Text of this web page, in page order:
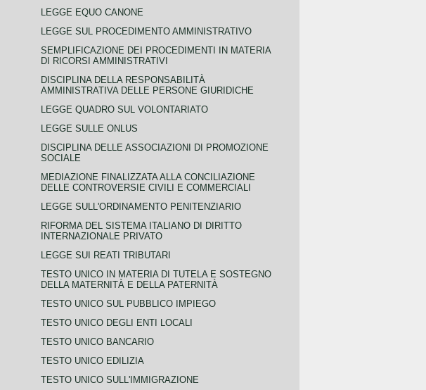
LEGGE EQUO CANONE
LEGGE SUL PROCEDIMENTO AMMINISTRATIVO
SEMPLIFICAZIONE DEI PROCEDIMENTI IN MATERIA
DI RICORSI AMMINISTRATIVI
DISCIPLINA DELLA RESPONSABILITÀ
AMMINISTRATIVA DELLE PERSONE GIURIDICHE
LEGGE QUADRO SUL VOLONTARIATO
LEGGE SULLE ONLUS
DISCIPLINA DELLE ASSOCIAZIONI DI PROMOZIONE
SOCIALE
MEDIAZIONE FINALIZZATA ALLA CONCILIAZIONE
DELLE CONTROVERSIE CIVILI E COMMERCIALI
LEGGE SULL'ORDINAMENTO PENITENZIARIO
RIFORMA DEL SISTEMA ITALIANO DI DIRITTO
INTERNAZIONALE PRIVATO
LEGGE SUI REATI TRIBUTARI
TESTO UNICO IN MATERIA DI TUTELA E SOSTEGNO
DELLA MATERNITÀ E DELLA PATERNITÀ
TESTO UNICO SUL PUBBLICO IMPIEGO
TESTO UNICO DEGLI ENTI LOCALI
TESTO UNICO BANCARIO
TESTO UNICO EDILIZIA
TESTO UNICO SULL'IMMIGRAZIONE